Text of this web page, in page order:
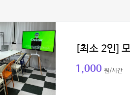
[최소 2인]
1,000 원/시간